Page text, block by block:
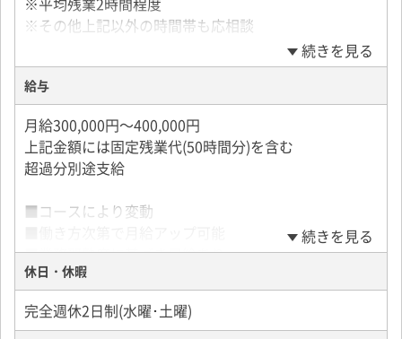
※その他上記以外の時間帯も応相談
続きを見る
給与
月給300,000円～400,000円
上記金額には固定残業代(50時間分)を含む
超過分別途支給
■コースにより変動
■業務習熟度に基づき昇給あり
先輩ドライバーには月収40万円以上稼ぐ人もいます
続きを見る
休日・休暇
完全週休2日制(水曜･土曜)